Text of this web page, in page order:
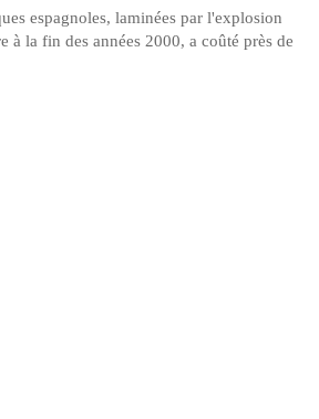
espagnoles, laminées par l'explosion
à la fin des années 2000, a coûté près de